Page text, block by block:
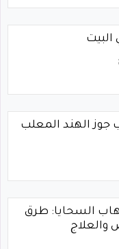
جوز الهند المعلب
السحايا: طرق
والعلاج